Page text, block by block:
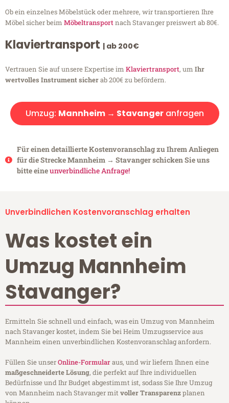
Ob ein einzelnes Möbelstück oder mehrere, wir transportieren Ihre
Möbel sicher beim Möbeltransportnach Stavanger preiswert ab 80€.
Klaviertransport | ab 200€
Vertrauen Sie auf unsere Expertise im Klaviertransport, um Ihr
wertvolles Instrument sicherab 200€ zu befördern.
Umzug: Mannheim → Stavangeranfragen
Für einen detaillierte Kostenvoranschlag zu Ihrem Anliegen
für die Strecke Mannheim → Stavanger schicken Sie uns
bitte eineunverbindliche Anfrage!
Unverbindlichen Kostenvoranschlag erhalten
Was kostet ein
Umzug Mannheim
Stavanger?
Ermitteln Sie schnell und einfach, was ein Umzug von Mannheim
nach Stavanger kostet, indem Sie bei Heim Umzugsservice aus
Mannheim einen unverbindlichen Kostenvoranschlag anfordern.
Füllen Sie unserOnline-Formularaus, und wir liefern Ihnen eine
maßgeschneiderte Lösung, die perfekt auf Ihre individuellen
Bedürfnisse und Ihr Budget abgestimmt ist, sodass Sie Ihre Umzug
von Mannheim nach Stavanger mitvoller Transparenzplanen